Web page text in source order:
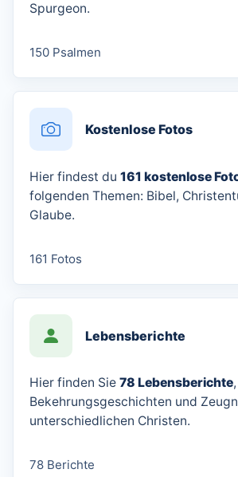
Spurgeon.
150 Psalmen
Kostenlose Fotos
Hier findest du 161 kostenlose
folgenden Themen: Bibel,
Glaube.
161 Fotos
Lebensberichte
Hier finden Sie 78 Lebensberichte,
Bekehrungsgeschichten und
unterschiedlichen Christen.
78 Berichte